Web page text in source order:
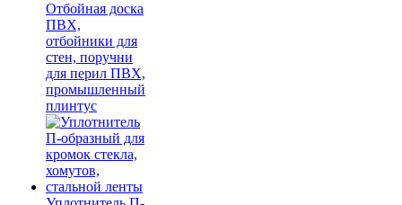
Отбойная доска
ПВХ,
отбойники для
стен, поручни
для перил ПВХ,
промышленный
плинтус